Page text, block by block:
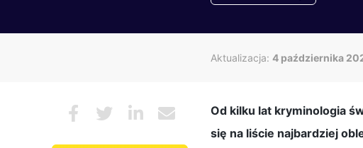
Aktualizacja: 4 października
Od kilku lat kryminologia
się na liście najbardziej